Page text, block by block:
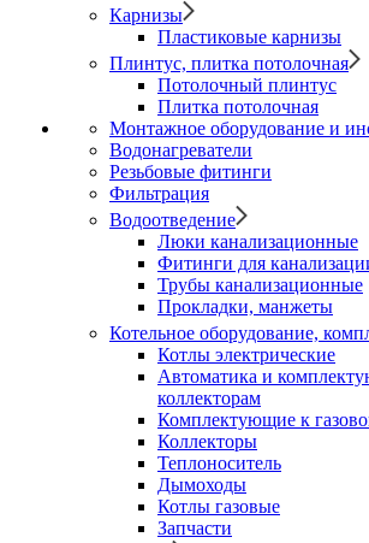
Карнизы
Пластиковые карнизы
Плинтус, плитка потолочная
Потолочный плинтус
Плитка потолочная
Монтажное оборудование и
Водонагреватели
Резьбовые фитинги
Фильтрация
Водоотведение
Люки канализационные
Фитинги для
Трубы канализационные
Прокладки, манжеты
Котельное оборудование,
Котлы электрические
Автоматика и
коллекторам
Комплектующие к
Коллекторы
Теплоноситель
Дымоходы
Котлы газовые
Запчасти